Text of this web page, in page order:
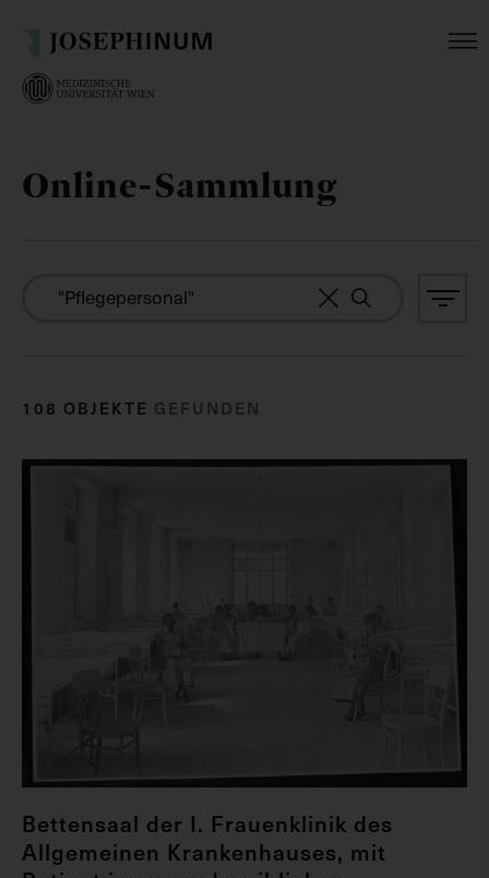
Online-Sammlung
108 OBJEKTE GEFUNDEN
Bettensaal der I. Frauenklinik des
Allgemeinen Krankenhauses, mit